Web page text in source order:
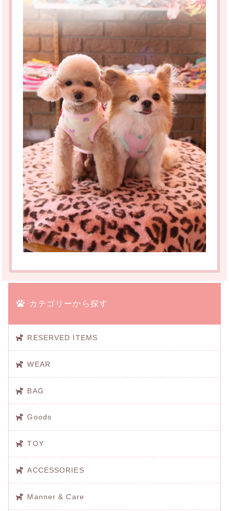
カテゴリーから探す
RESERVED ITEMS
WEAR
BAG
Goods
TOY
ACCESSORIES
Manner & Care